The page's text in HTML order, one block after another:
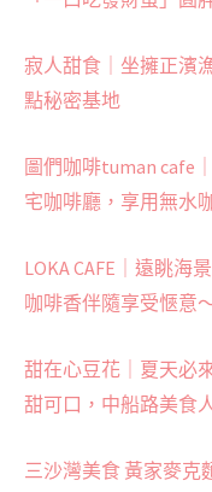
寂人甜食｜坐擁正濱
點秘密基地
圖們咖啡tuman cafe
宅咖啡廳，享用無水
LOKA CAFE｜遠眺海
咖啡香伴隨享受愜意
甜在心豆花｜夏天必
甜可口，中船路美食
三沙灣美食 黃家麥克